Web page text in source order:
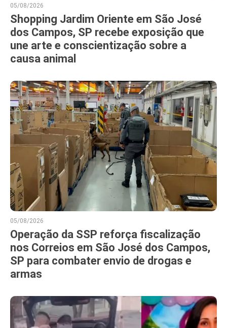
05/08/2026
Shopping Jardim Oriente em São José
dos Campos, SP recebe exposição que
une arte e conscientização sobre a
causa animal
05/08/2026
Operação da SSP reforça fiscalização
nos Correios em São José dos Campos,
SP para combater envio de drogas e
armas